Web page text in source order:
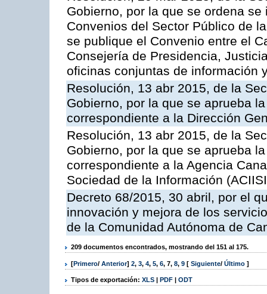
Gobierno, por la que se ordena
Convenios del Sector Público de
se publique el Convenio entre el
Consejería de Presidencia,
oficinas conjuntas de información
Resolución, 13 abr 2015, de la
Gobierno, por la que se aprueba
correspondiente a la Dirección
Resolución, 13 abr 2015, de la
Gobierno, por la que se aprueba
correspondiente a la Agencia
Sociedad de la Información
Decreto 68/2015, 30 abril, por el
innovación y mejora de los
de la Comunidad Autónoma de
209 documentos encontrados, mostrando del 151 al 175.
[Primero/ Anterior] 2, 3, 4, 5, 6, 7, 8, 9 [ Siguiente/ Último ]
Tipos de exportación: XLS | PDF | ODT